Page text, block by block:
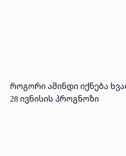
როგორი ამინდი იქნება
28 ივნისის პროგნოზი